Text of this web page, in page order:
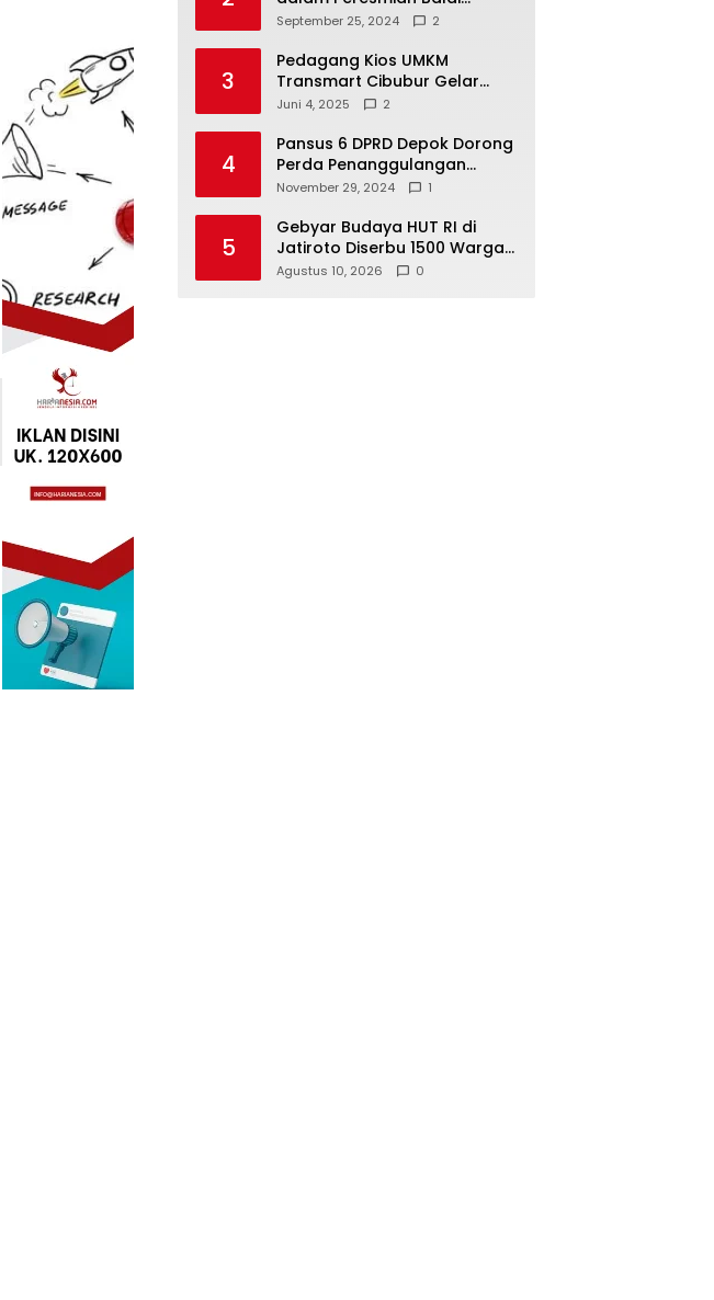
Warga di Sukamaju : Wadah
Aspirasi Masyarakat
September 25, 2024 2
3
Pedagang Kios UMKM
Transmart Cibubur Gelar
Family Gathering di Cisarua,
Kekompakan
Juni 4, 2025 2
4
Pansus 6 DPRD Depok Dorong
Perda Penanggulangan
Kebakaran untuk
November 29, 2024 1
5
Gebyar Budaya HUT RI di
Jatiroto Diserbu 1500 Warga,
Difarina Indra Bikin Suasana
Agustus 10, 2026 0